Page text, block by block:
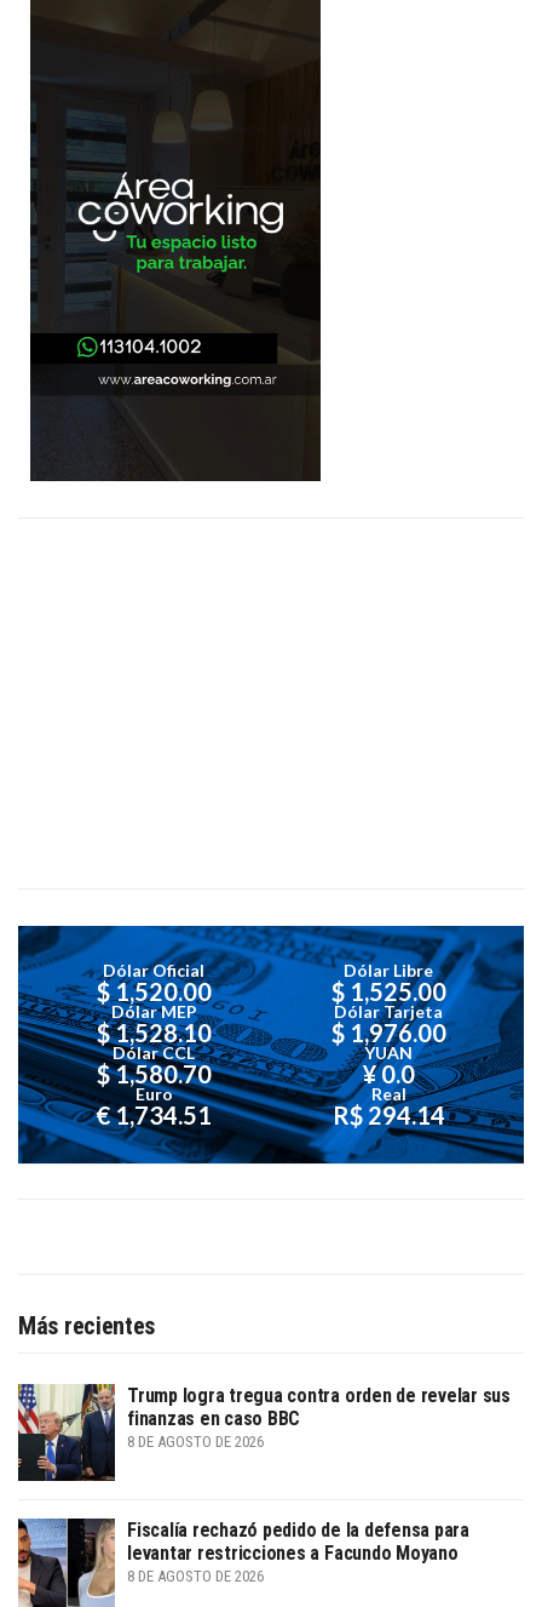
Dólar Oficial
$ 1,520.00
Dólar Libre
$ 1,525.00
Dólar MEP
$ 1,528.10
Dólar Tarjeta
$ 1,976.00
Dólar CCL
$ 1,580.70
YUAN
¥ 0.0
Euro
€ 1,734.51
Real
R$ 294.14
Más recientes
Trump logra tregua contra orden de revelar sus
finanzas en caso BBC
8 DE AGOSTO DE 2026
Fiscalía rechazó pedido de la defensa para
levantar restricciones a Facundo Moyano
8 DE AGOSTO DE 2026